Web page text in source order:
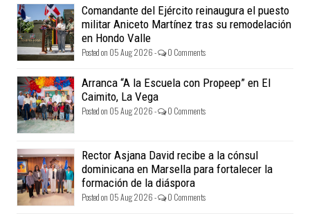
Comandante del Ejército reinaugura el puesto
militar Aniceto Martínez tras su remodelación
en Hondo Valle
Posted on 05 Aug 2026 - 0 Comments
Arranca “A la Escuela con Propeep” en El
Caimito, La Vega
Posted on 05 Aug 2026 - 0 Comments
Rector Asjana David recibe a la cónsul
dominicana en Marsella para fortalecer la
formación de la diáspora
Posted on 05 Aug 2026 - 0 Comments